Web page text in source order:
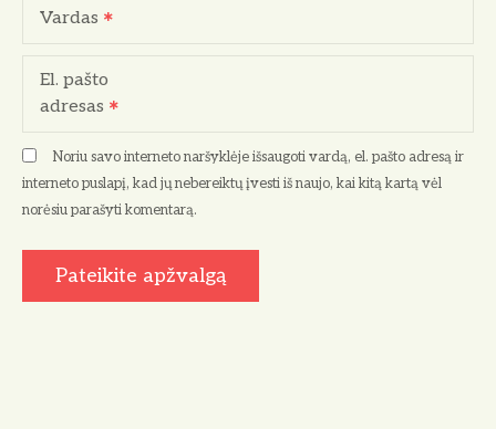
Vardas
El. pašto
adresas
Noriu savo interneto naršyklėje išsaugoti vardą, el. pašto adresą ir
interneto puslapį, kad jų nebereiktų įvesti iš naujo, kai kitą kartą vėl
norėsiu parašyti komentarą.